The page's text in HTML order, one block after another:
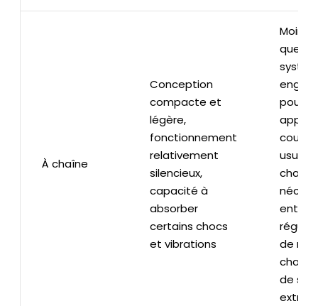
À chaîne
Conception
compacte et
légère,
fonctionnement
relativement
silencieux,
capacité à
absorber
certains chocs
et vibrations
Moins
que les
pour
couple
usure
chaîne
de
de